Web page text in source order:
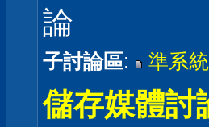
論
子討論區: 準系
儲存媒體討